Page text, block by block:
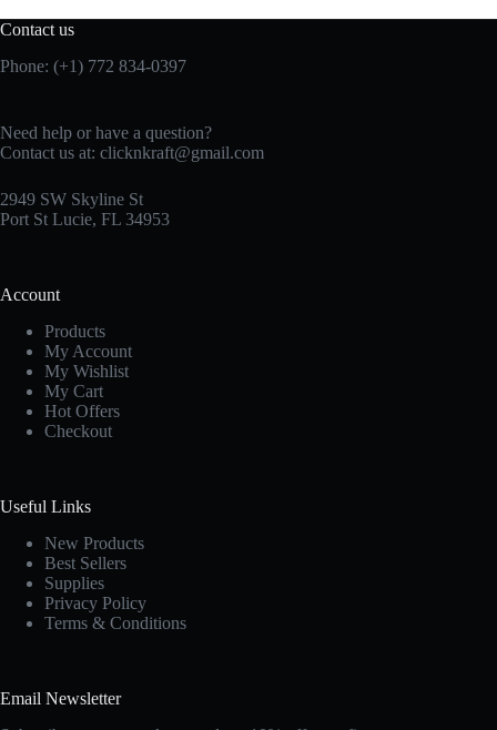
Contact us
Phone: (+1) 772 834-0397
Need help or have a question?
Contact us at: clicknkraft@gmail.com
2949 SW Skyline St
Port St Lucie, FL 34953
Account
Products
My Account
My Wishlist
My Cart
Hot Offers
Checkout
Useful Links
New Products
Best Sellers
Supplies
Privacy Policy
Terms & Conditions
Email Newsletter